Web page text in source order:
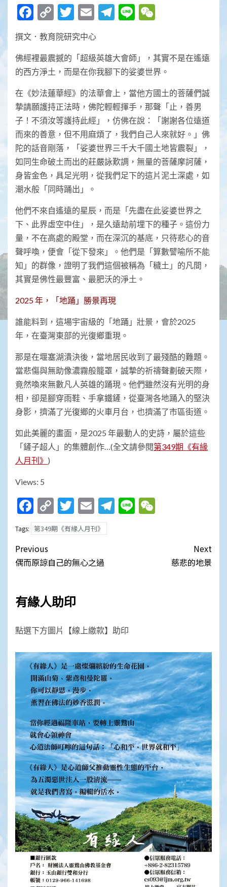
Facebook
Copy
Link
Twitter
EmailTelegram
Line
撰文．教育院研究中心
佛經裡最震撼的「超級英雄大會師」，其實不是在遙遠
的西方淨土，而是在你我腳下的娑婆世界。
在《妙法蓮華經》的法華會上，當他方國土的菩薩們誠
摯請願護持正法時，佛陀輕輕揮手，那聲「止，善男
子！不須汝等護持此經」，仿佛在說：「謝謝各位遠道
而來的善意，但不用麻煩了，我們自己人來就好。」佛
陀的話音剛落，「娑婆世界三千大千國土地皆震裂」，
如同生命破土而出的莊嚴詠歎調，無量的菩薩摩訶薩，
身皆金色，具足光明，從我們足下的這片泥土深處，如
潮水般「同時踊出」。
他們不來自遙遠的星辰，而是「先盡在此娑婆世界之
下、此界虛空中住」，是久遠劫前埋下的種子。這份力
量，不在高處的殿堂，而在深沉的基底，只待悲心的音
聲呼喚，便會「從下發來」。他們是「算數譬喻所不能
知」的群像，證明了我們這個被稱為「穢土」的凡間，
其實是佛性最豐富、最肥沃的淨土。
2025 年，「地踊」勝景再現
誰能料到，這場宇宙級的「地踊」壯景，會於2025
年，在臺灣東部的光復鄉重現。
那是在堰塞湖潰決後，當地居民收到了最殘酷的難題。
當悲傷與無助像濃霧般籠罩，誠摯的祈禱聲劃破天際，
竟然喚來無數凡人英雄的踊現。他們雖然沒有光明的身
相，卻是腳穿雨鞋、手拿鐵鏟，從臺灣各地踊入的堅決
身影，擠滿了光復鄉的火車月台，也擠滿了市區街道。
如此美麗的畫面，是2025 年最動人的史詩，屬於這些
「鏟子超人」的集體創作…(全文請參閱第349期《有緣
人月刊》 )
Views: 5
Facebook
Copy
Link
Twitter
EmailTelegram
Line
Tags: 第349期《有緣人月刊》
Post
navigation
Previous
偶而原諒自己的無心之過
Next
慈悲的地景
有緣人助印
點選下方圖片【線上繳款】助印